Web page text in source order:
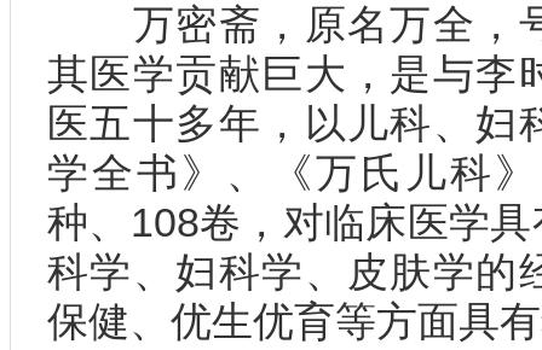
万密斋，原名万全，
其医学贡献巨大，是与李
医五十多年，以儿科、妇
学全书》、《万氏儿科
种、108卷，对临床医学
科学、妇科学、皮肤学的
保健、优生优育等方面具